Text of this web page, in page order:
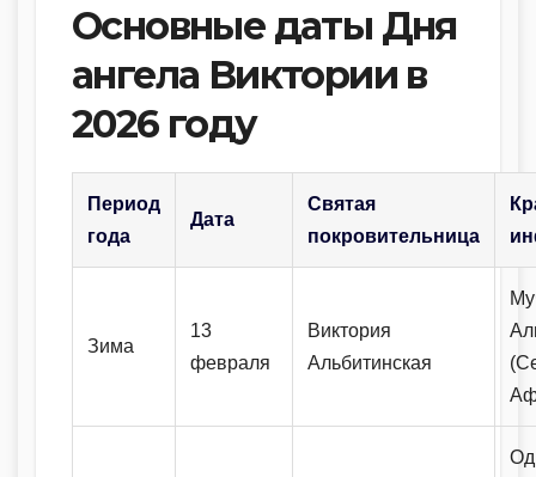
Основные даты Дня
ангела Виктории в
2026 году
Период
года
Дата
Святая
покровительница
Зима
13
февраля
Виктория
Альбитинская